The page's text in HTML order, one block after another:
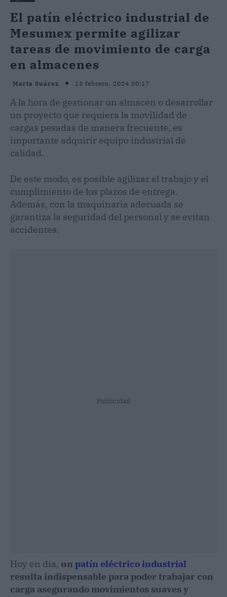
El patín eléctrico industrial de
Mesumex permite agilizar
tareas de movimiento de carga
en almacenes
Marta Suárez 13 febrero, 2024 00:17
A la hora de gestionar un almacén o desarrollar
un proyecto que requiera la movilidad de
cargas pesadas de manera frecuente, es
importante adquirir equipo industrial de
calidad.
De este modo, es posible agilizar el trabajo y el
cumplimiento de los plazos de entrega.
Además, con la maquinaria adecuada se
garantiza la seguridad del personal y se evitan
accidentes.
Publicidad
Hoy en día, un patín eléctrico industrial
resulta indispensable para poder trabajar con
carga asegurando movimientos suaves y